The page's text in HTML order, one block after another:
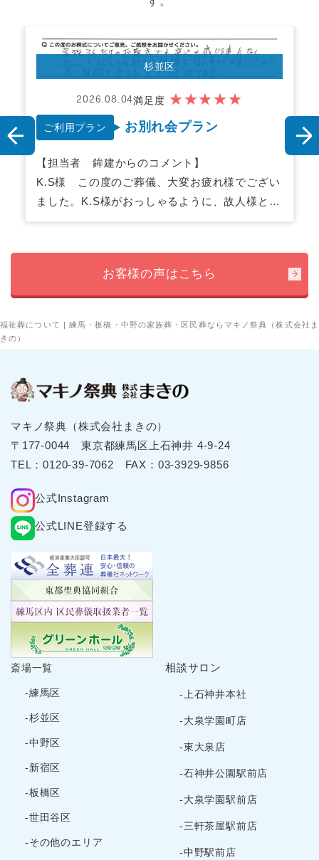
福祉葬について | 練馬・板橋・中野の家族葬・区民葬ならマキノ祭典（株式会社ま
きの）
練馬区
2026.08.04満足度 ★★★★★
ご利用プラン 本葬プラン
【担当者山口からのコメント】
E.T様
この度は大切なご家族のお見送りという人生の
す。皆様のお言葉を励みにこれからも精進して
参りますのでどうぞよろしくお願いいたしま
す。今後の諸手続き等で忙しくされることが予
いつでもご連絡くださいませ。皆様の健康とご
お客様の声はこちら
マキノ祭典（株式会社まきの）
〒177-0044 東京都練⾺区上⽯神井 4-9-24
TEL：0120-39-7062 FAX：03-3929-9856
公式Instagram
公式LINE登録する
斎場一覧
-練馬区
-杉並区
-中野区
-新宿区
-板橋区
-世田谷区
-その他のエリア
相談サロン
-上石神井本社
-大泉学園町店
-東大泉店
-石神井公園駅前店
-大泉学園駅前店
-三軒茶屋駅前店
-中野駅前店